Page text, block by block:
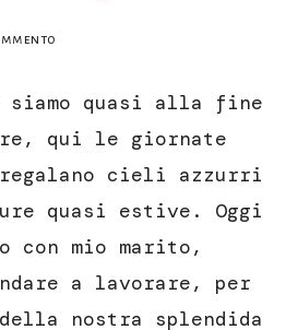
tonno
con
riso
venere,
esotica
e
al
sesamo
siamo quasi alla fine
qui le giornate
cieli azzurri
quasi estive. Oggi
con mio marito,
a lavorare, per
nostra splendida